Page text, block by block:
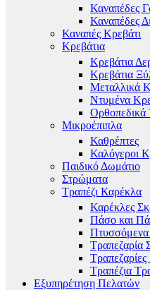
Καναπέδες
Καναπέδες
Καναπές Κρεβάτι
Κρεβάτια
Κρεβάτια
Κρεβάτια
Μεταλλικά
Ντυμένα
Ορθοπεδικά
Μικροέπιπλα
Καθρέπτες
Καλόγεροι
Παιδικό Δωμάτιο
Στρώματα
Τραπέζι Καρέκλα
Καρέκλες
Πάσο και
Πτυσσόμενα
Τραπεζαρία
Τραπέζια
Εξυπηρέτηση Πελατών